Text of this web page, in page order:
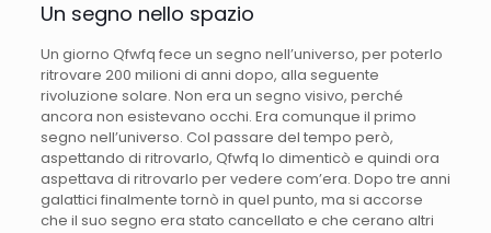
Un segno nello spazio
Un giorno Qfwfq fece un segno nell’universo, per poterlo
ritrovare 200 milioni di anni dopo, alla seguente
rivoluzione solare. Non era un segno visivo, perché
ancora non esistevano occhi. Era comunque il primo
segno nell’universo. Col passare del tempo però,
aspettando di ritrovarlo, Qfwfq lo dimenticò e quindi ora
aspettava di ritrovarlo per vedere com’era. Dopo tre anni
galattici finalmente tornò in quel punto, ma si accorse
che il suo segno era stato cancellato e che cerano altri